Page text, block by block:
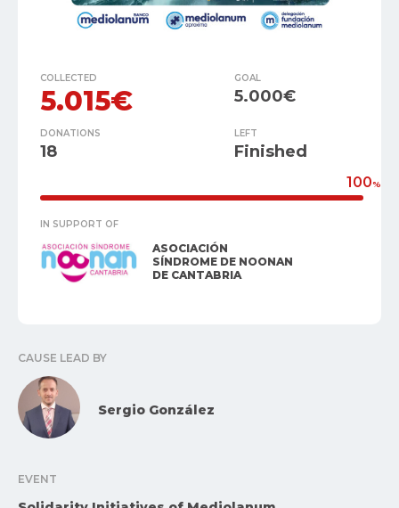
COLLECTED
5.015€
GOAL
5.000€
DONATIONS
18
LEFT
Finished
100%
IN SUPPORT OF
ASOCIACIÓN
SÍNDROME DE NOONAN
DE CANTABRIA
CAUSE LEAD BY
Sergio González
EVENT